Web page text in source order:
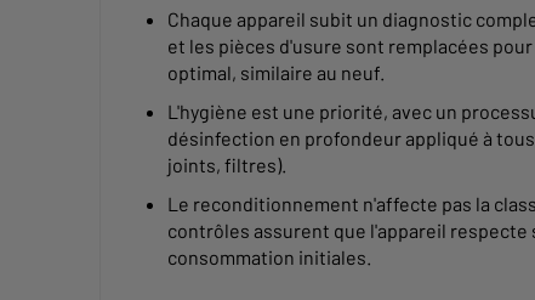
Chaque appareil subit un diagnostic
et les pièces d'usure sont remplacées
optimal, similaire au neuf.
L'hygiène est une priorité, avec un
désinfection en profondeur appliqué à
joints, filtres).
Le reconditionnement n'affecte pas la
contrôles assurent que l'appareil respecte
consommation initiales.